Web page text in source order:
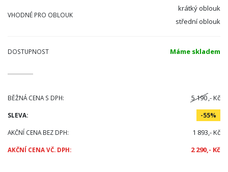
VHODNÉ PRO OBLOUK
krátký oblouk
střední oblouk
DOSTUPNOST Máme skladem
BĚŽNÁ CENA S DPH: 5 190,- Kč
SLEVA: -55%
AKČNÍ CENA BEZ DPH: 1 893,- Kč
AKČNÍ CENA VČ. DPH: 2 290,- Kč